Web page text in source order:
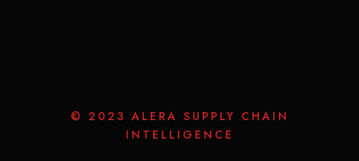
© 2023 ALERA SUPPLY CHAIN
INTELLIGENCE